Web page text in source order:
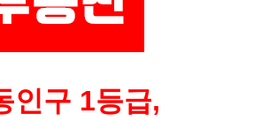
인구 1등급,